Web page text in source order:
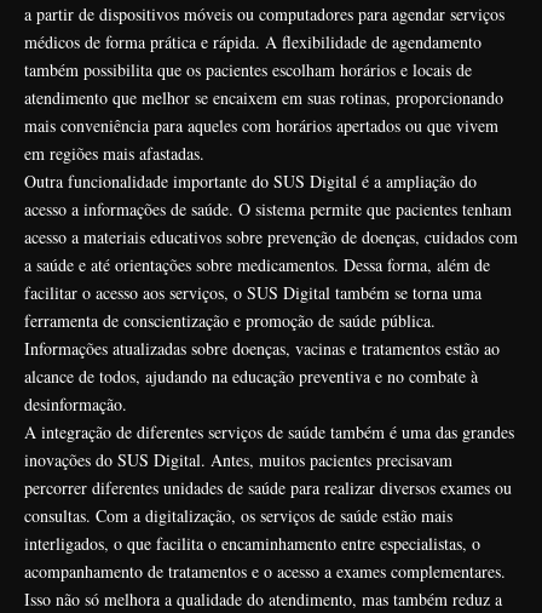
a partir de dispositivos móveis ou computadores para agendar serviços
médicos de forma prática e rápida. A flexibilidade de agendamento
também possibilita que os pacientes escolham horários e locais de
atendimento que melhor se encaixem em suas rotinas, proporcionando
mais conveniência para aqueles com horários apertados ou que vivem
em regiões mais afastadas.
Outra funcionalidade importante do SUS Digital é a ampliação do
acesso a informações de saúde. O sistema permite que pacientes tenham
acesso a materiais educativos sobre prevenção de doenças, cuidados com
a saúde e até orientações sobre medicamentos. Dessa forma, além de
facilitar o acesso aos serviços, o SUS Digital também se torna uma
ferramenta de conscientização e promoção de saúde pública.
Informações atualizadas sobre doenças, vacinas e tratamentos estão ao
alcance de todos, ajudando na educação preventiva e no combate à
desinformação.
A integração de diferentes serviços de saúde também é uma das grandes
inovações do SUS Digital. Antes, muitos pacientes precisavam
percorrer diferentes unidades de saúde para realizar diversos exames ou
consultas. Com a digitalização, os serviços de saúde estão mais
interligados, o que facilita o encaminhamento entre especialistas, o
acompanhamento de tratamentos e o acesso a exames complementares.
Isso não só melhora a qualidade do atendimento, mas também reduz a